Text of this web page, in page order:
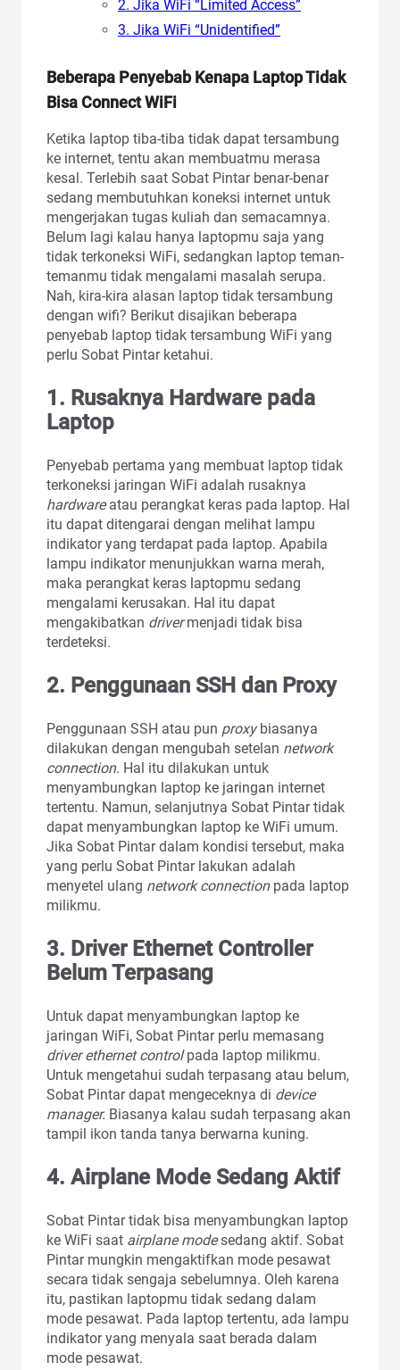
2. Jika WiFi “Limited Access”
3. Jika WiFi “Unidentified”
Beberapa Penyebab Kenapa Laptop Tidak
Bisa Connect WiFi
Ketika laptop tiba-tiba tidak dapat tersambung
ke internet, tentu akan membuatmu merasa
kesal. Terlebih saat Sobat Pintar benar-benar
sedang membutuhkan koneksi internet untuk
mengerjakan tugas kuliah dan semacamnya.
Belum lagi kalau hanya laptopmu saja yang
tidak terkoneksi WiFi, sedangkan laptop teman-
temanmu tidak mengalami masalah serupa.
Nah, kira-kira alasan laptop tidak tersambung
dengan wifi? Berikut disajikan beberapa
penyebab laptop tidak tersambung WiFi yang
perlu Sobat Pintar ketahui.
1. Rusaknya Hardware pada
Laptop
Penyebab pertama yang membuat laptop tidak
terkoneksi jaringan WiFi adalah rusaknya
hardwareatau perangkat keras pada laptop. Hal
itu dapat ditengarai dengan melihat lampu
indikator yang terdapat pada laptop. Apabila
lampu indikator menunjukkan warna merah,
maka perangkat keras laptopmu sedang
mengalami kerusakan. Hal itu dapat
mengakibatkan drivermenjadi tidak bisa
terdeteksi.
2. Penggunaan SSH dan Proxy
Penggunaan SSH atau pun proxybiasanya
dilakukan dengan mengubah setelan network
connection. Hal itu dilakukan untuk
menyambungkan laptop ke jaringan internet
tertentu. Namun, selanjutnya Sobat Pintar tidak
dapat menyambungkan laptop ke WiFi umum.
Jika Sobat Pintar dalam kondisi tersebut, maka
yang perlu Sobat Pintar lakukan adalah
menyetel ulang network connectionpada laptop
milikmu.
3. Driver Ethernet Controller
Belum Terpasang
Untuk dapat menyambungkan laptop ke
jaringan WiFi, Sobat Pintar perlu memasang
driver ethernet controlpada laptop milikmu.
Untuk mengetahui sudah terpasang atau belum,
Sobat Pintar dapat mengeceknya di device
manager. Biasanya kalau sudah terpasang akan
tampil ikon tanda tanya berwarna kuning.
4. Airplane Mode Sedang Aktif
Sobat Pintar tidak bisa menyambungkan laptop
ke WiFi saat airplane modesedang aktif. Sobat
Pintar mungkin mengaktifkan mode pesawat
secara tidak sengaja sebelumnya. Oleh karena
itu, pastikan laptopmu tidak sedang dalam
mode pesawat. Pada laptop tertentu, ada lampu
indikator yang menyala saat berada dalam
mode pesawat.